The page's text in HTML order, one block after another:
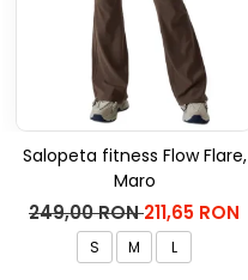
Salopeta fitness Flow Flare,
Maro
249,00 RON211,65 RON
S M L